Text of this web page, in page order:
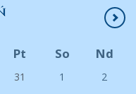
Pt So Nd
31 1
2